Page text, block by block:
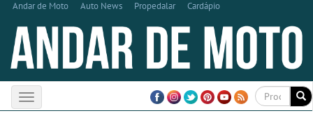
Andar de Moto Auto News Propedalar Cardápio
Toggle
navigation